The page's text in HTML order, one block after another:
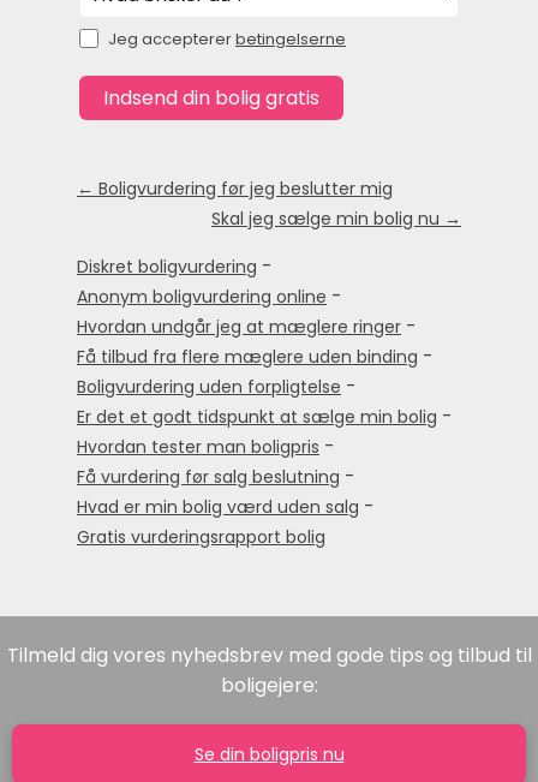
Jeg acceptererbetingelserne
← Boligvurdering før jeg beslutter mig
Skal jeg sælge min bolig nu →
Diskret boligvurdering -
Anonym boligvurdering online -
Hvordan undgår jeg at mæglere ringer -
Få tilbud fra flere mæglere uden binding -
Boligvurdering uden forpligtelse -
Er det et godt tidspunkt at sælge min bolig -
Hvordan tester man boligpris -
Få vurdering før salg beslutning -
Hvad er min bolig værd uden salg -
Gratis vurderingsrapport bolig
Tilmeld dig vores nyhedsbrev med gode tips og tilbud til
boligejere:
Se din boligpris nu